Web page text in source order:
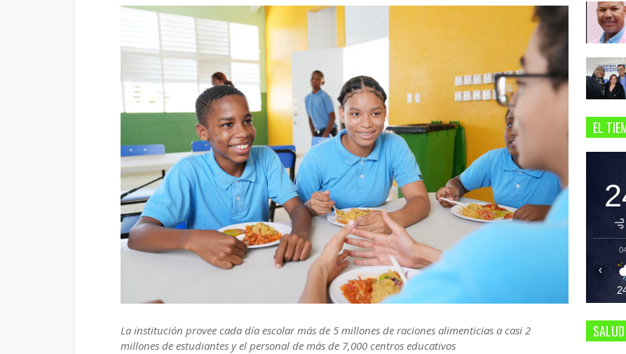
La institución provee cada día escolar más de 5 millones de raciones alimenticias a casi 2
millones de estudiantes y el personal de más de 7,000 centros educativos
EL
‹
SALUD